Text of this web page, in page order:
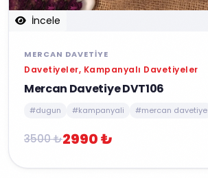
İncele
MERCAN DAVETIYE
Davetiyeler, Kampanyalı Davetiyeler
Mercan Davetiye DVT106
#dugun #kampanyali #mercan davetiye
3500 ₺2990 ₺